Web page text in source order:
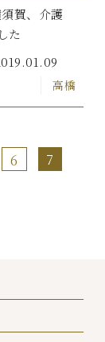
賀、介護
た
高橋
6
7